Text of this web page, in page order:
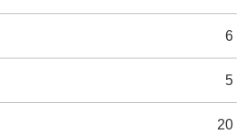
6
5
20